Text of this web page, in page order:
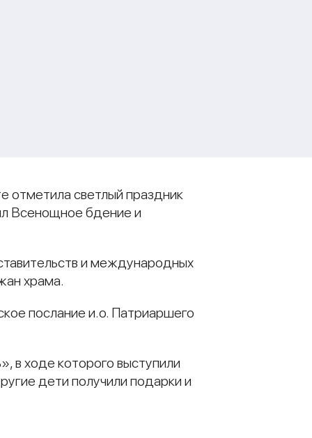
отметила светлый праздник
Всенощное бдение и
и международных
храма.
послание и.о. Патриаршего
в ходе которого выступили
дети получили подарки и